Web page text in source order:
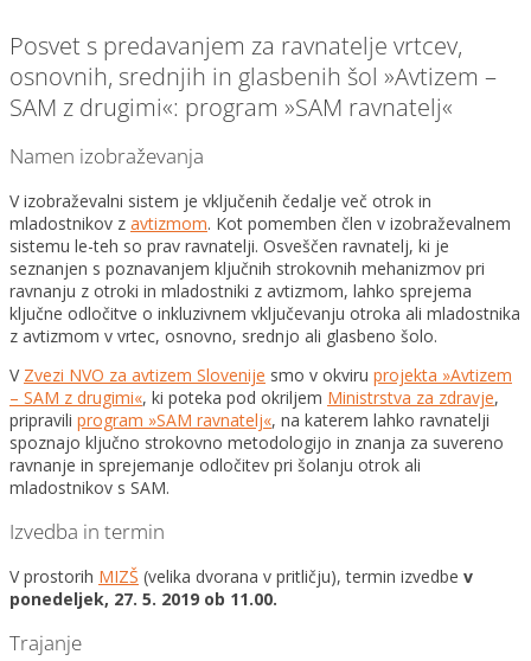
Posvet s predavanjem za ravnatelje vrtcev,
osnovnih, srednjih in glasbenih šol »Avtizem –
SAM z drugimi«: program »SAM ravnatelj«
Namen izobraževanja
V izobraževalni sistem je vključenih čedalje več otrok in
mladostnikov z avtizmom. Kot pomemben člen v izobraževalnem
sistemu le-teh so prav ravnatelji. Osveščen ravnatelj, ki je
seznanjen s poznavanjem ključnih strokovnih mehanizmov pri
ravnanju z otroki in mladostniki z avtizmom, lahko sprejema
ključne odločitve o inkluzivnem vključevanju otroka ali mladostnika
z avtizmom v vrtec, osnovno, srednjo ali glasbeno šolo.
V Zvezi NVO za avtizem Slovenije smo v okviru projekta »Avtizem
– SAM z drugimi«, ki poteka pod okriljem Ministrstva za zdravje,
pripravili program »SAM ravnatelj«, na katerem lahko ravnatelji
spoznajo ključno strokovno metodologijo in znanja za suvereno
ravnanje in sprejemanje odločitev pri šolanju otrok ali
mladostnikov s SAM.
Izvedba in termin
V prostorih MIZŠ (velika dvorana v pritličju), termin izvedbe v
ponedeljek, 27. 5. 2019 ob 11.00.
Trajanje